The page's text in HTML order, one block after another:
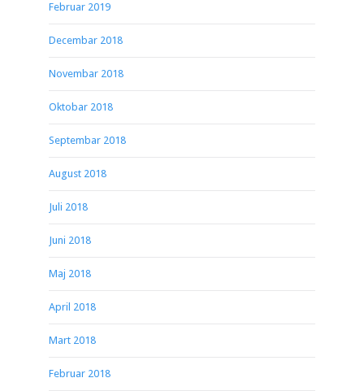
Februar 2019
Decembar 2018
Novembar 2018
Oktobar 2018
Septembar 2018
August 2018
Juli 2018
Juni 2018
Maj 2018
April 2018
Mart 2018
Februar 2018